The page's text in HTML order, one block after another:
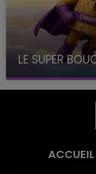
LE SUPER
avec La Famille
ACCUEIL